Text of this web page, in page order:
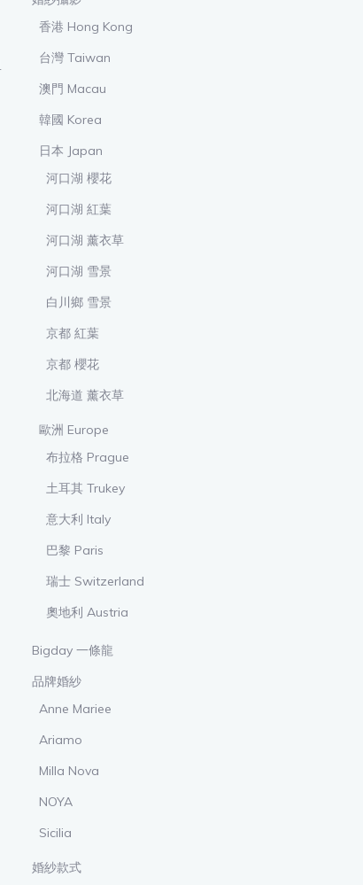
香港 Hong Kong
台灣 Taiwan
澳門 Macau
韓國 Korea
日本 Japan
河口湖 櫻花
河口湖 紅葉
河口湖 薰衣草
河口湖 雪景
白川鄉 雪景
京都 紅葉
京都 櫻花
北海道 薰衣草
歐洲 Europe
布拉格 Prague
土耳其 Trukey
意大利 Italy
巴黎 Paris
瑞士 Switzerland
奧地利 Austria
Bigday 一條龍
品牌婚紗
Anne Mariee
Ariamo
Milla Nova
NOYA
Sicilia
婚紗款式